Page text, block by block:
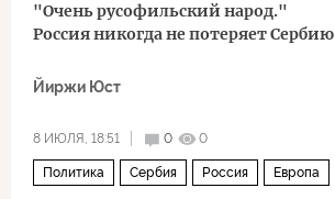
"Очень русофильский народ."
Россия никогда не потеряет Сербию
Йиржи Юст
8 ИЮЛЯ, 18:51 0 0
Политика Сербия Россия Европа